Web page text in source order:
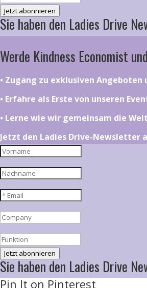
Jetzt abonnieren
Sie haben den Ladies Drive
Werde Kindness Economist
•⁠ ⁠⁠Zugang zu exklusiven
•⁠ ⁠⁠Erfahre als Erste von unseren
•⁠ ⁠⁠Lerne wie wir gemeinsam die
Jetzt den Ladies Drive-Newsletter
Jetzt abonnieren
Sie haben den Ladies Drive
Pin It on Pinterest